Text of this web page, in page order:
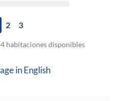
2 3
habitaciones disponibles
inEnglish